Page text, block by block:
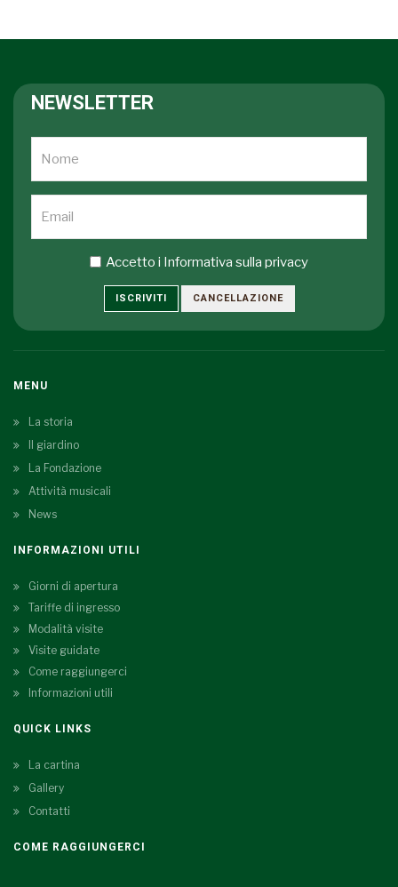
NEWSLETTER
Accetto i Informativa sulla privacy
ISCRIVITI CANCELLAZIONE
MENU
La storia
Il giardino
La Fondazione
Attività musicali
News
INFORMAZIONI UTILI
Giorni di apertura
Tariffe di ingresso
Modalità visite
Visite guidate
Come raggiungerci
Informazioni utili
QUICK LINKS
La cartina
Gallery
Contatti
COME RAGGIUNGERCI